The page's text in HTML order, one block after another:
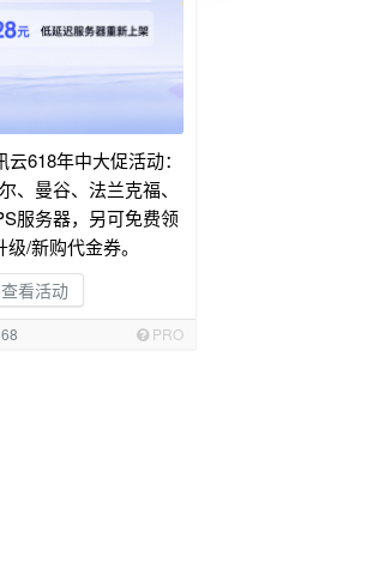
618年中大促活动：
、曼谷、法兰克福、
服务器，另可免费领
/新购代金券。
查看活动
PRO